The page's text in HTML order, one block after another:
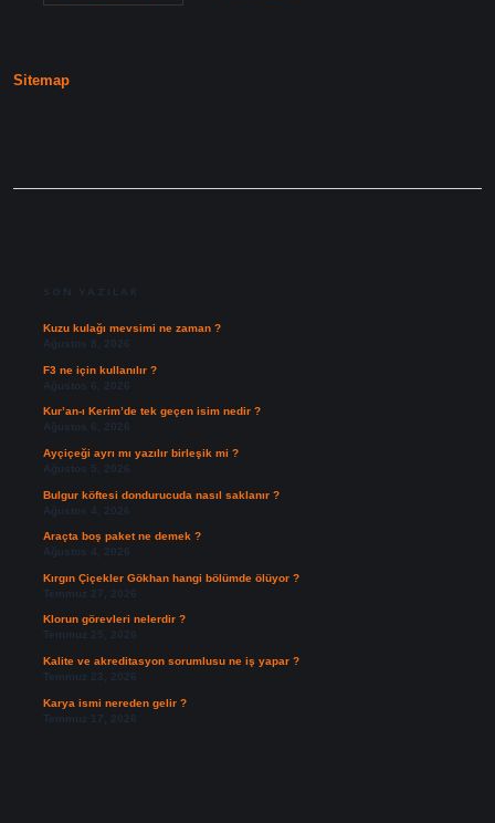
Sitemap
SON YAZILAR
Kuzu kulağı mevsimi ne zaman ?
Ağustos 8, 2026
F3 ne için kullanılır ?
Ağustos 6, 2026
Kur’an-ı Kerim’de tek geçen isim nedir ?
Ağustos 6, 2026
Ayçiçeği ayrı mı yazılır birleşik mi ?
Ağustos 5, 2026
Bulgur köftesi dondurucuda nasıl saklanır ?
Ağustos 4, 2026
Araçta boş paket ne demek ?
Ağustos 4, 2026
Kırgın Çiçekler Gökhan hangi bölümde ölüyor ?
Temmuz 27, 2026
Klorun görevleri nelerdir ?
Temmuz 25, 2026
Kalite ve akreditasyon sorumlusu ne iş yapar ?
Temmuz 23, 2026
Karya ismi nereden gelir ?
Temmuz 17, 2026